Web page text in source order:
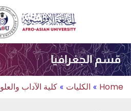
قسم الجغرافيا
Home
» الكليات » كلية الآداب